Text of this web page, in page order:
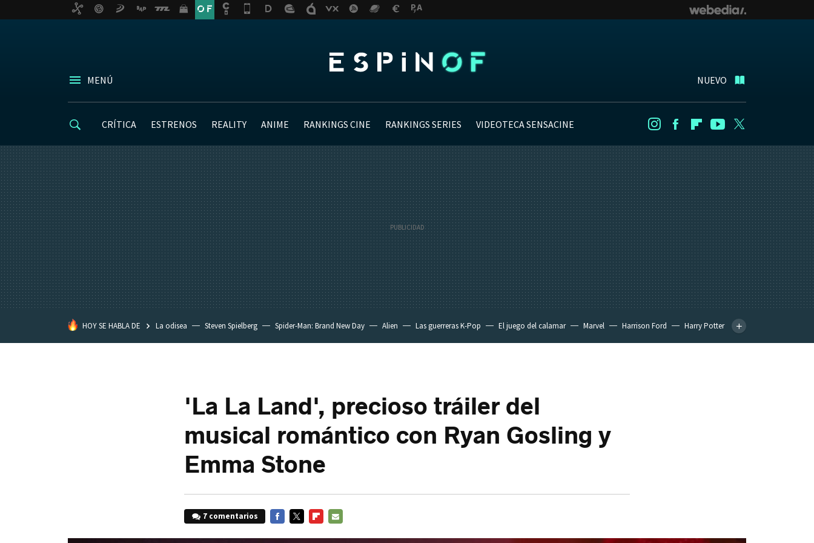
MENÚ NUEVO
CRÍTICA ESTRENOS REALITY ANIME RANKINGS CINE RANKINGS SERIES VIDEOTECA SENSACINE InstagramFacebookFlipboard
Youtube
HOY SE HABLA DE La odisea Steven Spielberg Spider-Man: Brand New Day Alien Las guerreras K-Pop El juego del calamar Marvel Harrison Ford
Harry Potter
'La La Land', precioso tráiler del
musical romántico con Ryan Gosling y
Emma Stone
7 comentarios